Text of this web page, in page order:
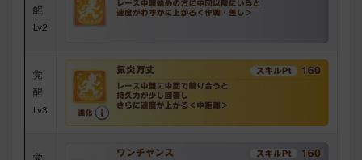
醒
Lv2
覚
醒
Lv3
覚